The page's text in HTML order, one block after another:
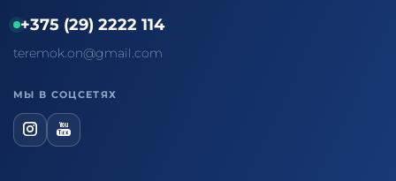
+375 (29) 2222 114
teremok.on@gmail.com
МЫ В СОЦСЕТЯХ